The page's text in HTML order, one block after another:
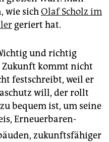
wie sichOlaf Scholz im
geriert hat.
und richtig
Zukunft kommt nicht
festschreibt, weil er
will, der rollt
bequem ist, um seine
Erneuerbaren-
zukunftsfähiger